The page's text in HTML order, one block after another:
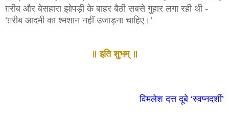
ग़रीब और बेसहारा झोपड़ी के बाहर बैठी सबसे गुहार लगा रही थी -
‘ग़रीब आदमी का श्मशान नहीं उजाड़ना चाहिए।’
॥ इति शुभम् ॥
विमलेश दत्त दूबे ‘स्वप्नदर्शी’